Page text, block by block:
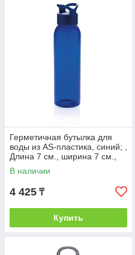
Герметичная бутылка для
воды из AS-пластика, синий; ,
Длина 7 см., ширина 7 см.,
высота 26 см., диаметр 6,6
В наличии
4 425 ₸
Купить